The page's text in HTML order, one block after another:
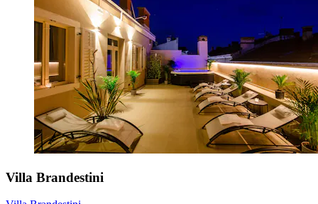
Villa Brandestini